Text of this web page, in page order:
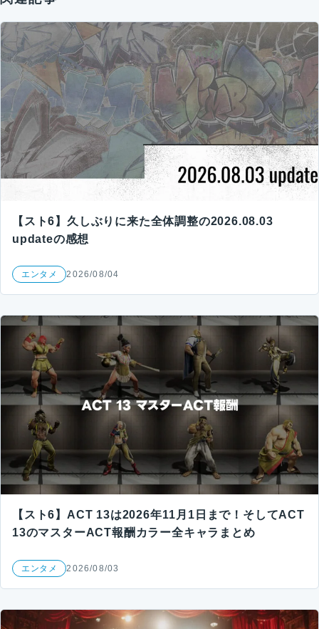
【スト6】久しぶりに来た全体調整の2026.08.03
updateの感想
エンタメ 2026/08/04
【スト6】ACT 13は2026年11月1日まで！そしてACT
13のマスターACT報酬カラー全キャラまとめ
エンタメ 2026/08/03